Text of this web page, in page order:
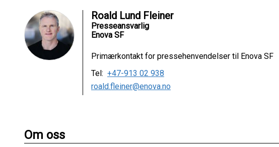
Roald Lund Fleiner
Presseansvarlig
Enova SF
Primærkontakt for pressehenvendelser til Enova SF
Tel: +47-913 02 938
roald.fleiner@enova.no
Om oss